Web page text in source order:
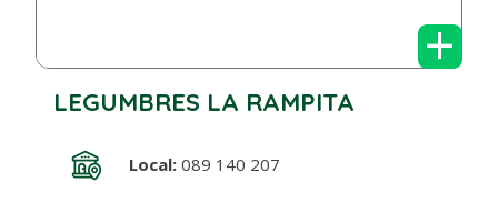
+
LEGUMBRES LA RAMPITA
Local:089 140 207